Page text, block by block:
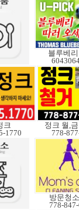
블루베
크
1770
정크 월,
778-
방문청
778-